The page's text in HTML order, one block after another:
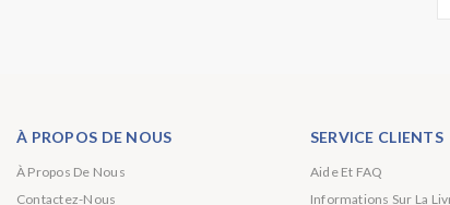
À PROPOS DE NOUS
À Propos De Nous
Contactez-Nous
SERVICE CLIENTS
Aide Et FAQ
Informations Sur La